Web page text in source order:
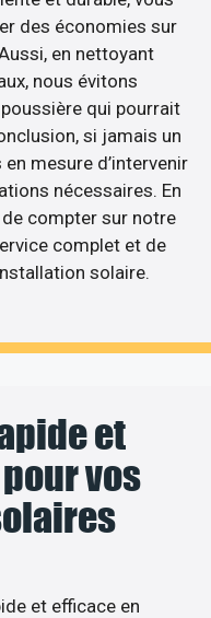
des économies sur
en nettoyant
nous évitons
qui pourrait
si jamais un
mesure d’intervenir
nécessaires. En
compter sur notre
complet et de
solaire.
et
vos
et efficace en